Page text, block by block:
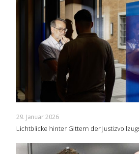
29. Januar 2026
Lichtblicke hinter Gittern der